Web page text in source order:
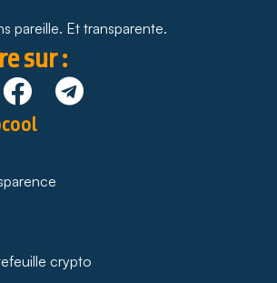
pareille. Et transparente.
sur :
crypto